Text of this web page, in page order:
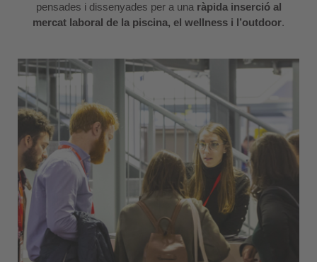
pensades i dissenyades per a una ràpida inserció al
mercat laboral de la piscina, el wellness i l’outdoor.